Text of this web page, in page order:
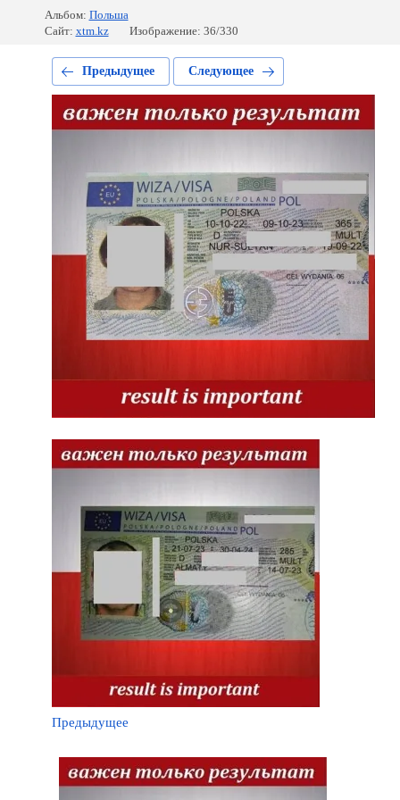
Альбом: Польша
Сайт: xtm.kz Изображение: 36/330
Предыдущее Следующее
Предыдущее